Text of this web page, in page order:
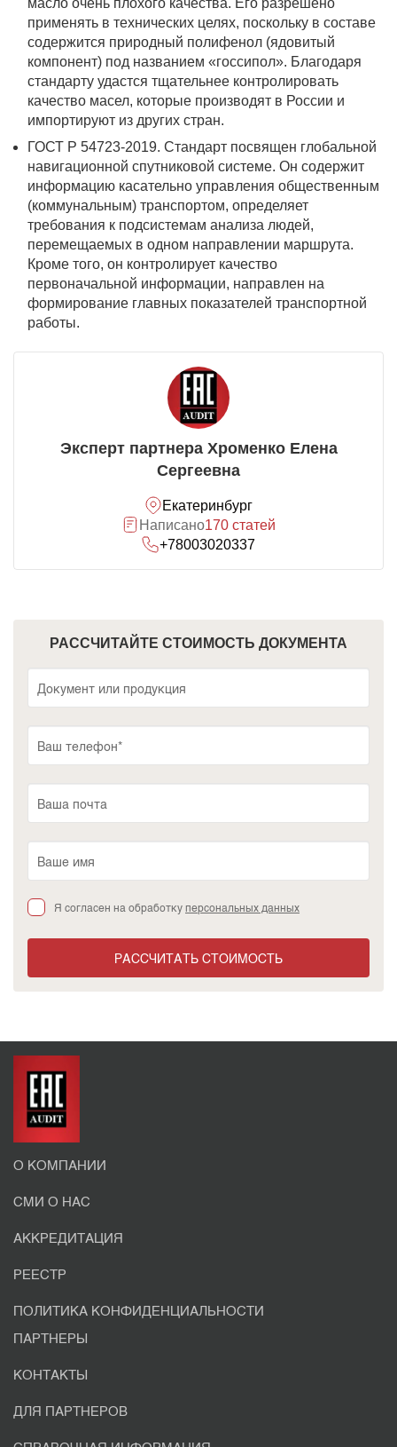
масло очень плохого качества. Его разрешено
применять в технических целях, поскольку в составе
содержится природный полифенол (ядовитый
компонент) под названием «госсипол». Благодаря
стандарту удастся тщательнее контролировать
качество масел, которые производят в России и
импортируют из других стран.
ГОСТ Р 54723-2019. Стандарт посвящен глобальной
навигационной спутниковой системе. Он содержит
информацию касательно управления общественным
(коммунальным) транспортом, определяет
требования к подсистемам анализа людей,
перемещаемых в одном направлении маршрута.
Кроме того, он контролирует качество
первоначальной информации, направлен на
формирование главных показателей транспортной
работы.
Эксперт партнера Хроменко Елена
Сергеевна
Екатеринбург
Написано170 статей
+78003020337
РАССЧИТАЙТЕ СТОИМОСТЬ ДОКУМЕНТА
Я согласен на обработкуперсональных данных
РАССЧИТАТЬ СТОИМОСТЬ
О КОМПАНИИ
СМИ О НАС
АККРЕДИТАЦИЯ
РЕЕСТР
ПОЛИТИКА КОНФИДЕНЦИАЛЬНОСТИ
ПАРТНЕРЫ
КОНТАКТЫ
ДЛЯ ПАРТНЕРОВ